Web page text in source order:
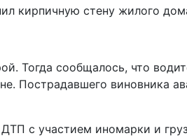
кирпичную стену жилого
Тогда сообщалось, что
Пострадавшего виновника
ДТП с участием иномарки и